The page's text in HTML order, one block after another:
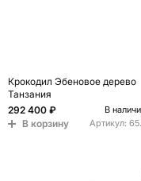
Крокодил Эбеновое дерево
Танзания
292 400 ₽
В
В корзину Артикул: